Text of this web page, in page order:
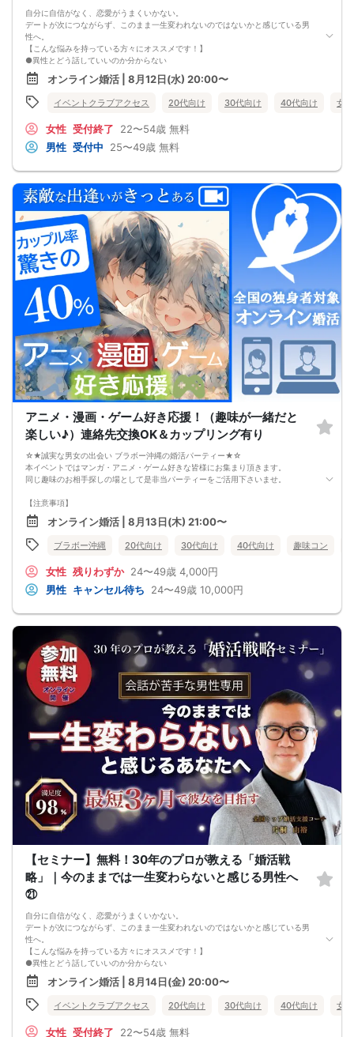
自分に自信がなく、恋愛がうまくいかない。
デートが次につながらず、このまま一生変われないのではないかと感じている男
性へ。
【こんな悩みを持っている方々にオススメです！】
●異性とどう話していいのか分からない
●婚活パーティー、合コンで上手くいかない
●デートやお見合いが２回目につながらない
●今のままでは一生変わらない気がする
●異性から断られると、自分の人格を否定されている気分になる
最短3ヶ月で彼女ができる可能性を高め、1年以内の結婚を目指すための
恋愛・婚活の具体的な方法をお伝えします。
【婚活戦略セミナーで得られるメリットは！】
●婚活パーティーやマッチングアプリで結果を出せるようになる
●異性とのコミュニケーションのポイントが理解できる
●好きになった女性との関係を続けられるようになる
まずは、異性が求めていることを理解し、
それを提供できる自分自身に変化していくことにより、
はじめて自分が好きな異性が自分を好きになってくれるようになり、
恋愛婚活が上手くいくようになります。
改善
異性が求めていることを理解し、
それを自然に伝えられる自分に変わることで、
好きな女性から選ばれるようになります。
婚活戦略セミナーでは、恋愛や婚活で悩む男性が
短期間で変化と成果を実感できる方法をお伝えします。
【注意事項】
・セミナー中はカメラをオン（お顔を出して）での受講をお願いします。
（屋外、車内からのご参加や、途中入室、退出はご遠慮下さい。）
【キャンセル規定】
セミナー準備の都合上、当日無断キャンセルの場合は、3,000円のキャンセル料を
お支払いいただきます。
オンライン婚活 | 8月12日(水) 20:00〜
イベントクラブアクセス 20代向け 30代向け 40代向け 女
女性 受付終了 22〜54歳 無料
男性 受付中 25〜49歳 無料
アニメ・漫画・ゲーム好き応援！（趣味が一緒だと
楽しい♪）連絡先交換OK＆カップリング有り
☆★誠実な男女の出会い ブラボー沖縄の婚活パーティー★☆
本イベントではマンガ・アニメ・ゲーム好きな皆様にお集まり頂きます。
同じ趣味のお相手探しの場として是非当パーティーをご活用下さいませ。
【注意事項】
・全国各地に募集しております。お相手の居住地はご自身の居住地と異なる場合
がございます。
・本人様確認書類のご提示をお願いしております。免許証やマイナンバーカード
等をご準備下さい。
ご了承下さいませ。
・終了時刻は目安となります。正確な終了時刻はイベント開始時にスタッフより
ご案内いたします。
・最小催行人数 1対1、最大20名（男女比調整のため定員になる前にキャンセル待
ちとなる場合がございます）
・イベント開催時刻１時間前迄に最小催行人数に満たない場合は中止のご連絡を
差し上げます。
オンライン婚活 | 8月13日(木) 21:00〜
ブラボー沖縄 20代向け 30代向け 40代向け 趣味コン
女性 残りわずか 24〜49歳 4,000円
男性 キャンセル待ち 24〜49歳 10,000円
【セミナー】無料！30年のプロが教える「婚活戦
略」｜今のままでは一生変わらないと感じる男性へ
㉑
自分に自信がなく、恋愛がうまくいかない。
デートが次につながらず、このまま一生変われないのではないかと感じている男
性へ。
【こんな悩みを持っている方々にオススメです！】
●異性とどう話していいのか分からない
●婚活パーティー、合コンで上手くいかない
●デートやお見合いが２回目につながらない
●今のままでは一生変わらない気がする
●異性から断られると、自分の人格を否定されている気分になる
最短3ヶ月で彼女ができる可能性を高め、1年以内の結婚を目指すための
オンライン婚活 | 8月14日(金) 20:00〜
イベントクラブアクセス 20代向け 30代向け 40代向け 女
女性 受付終了 22〜54歳 無料